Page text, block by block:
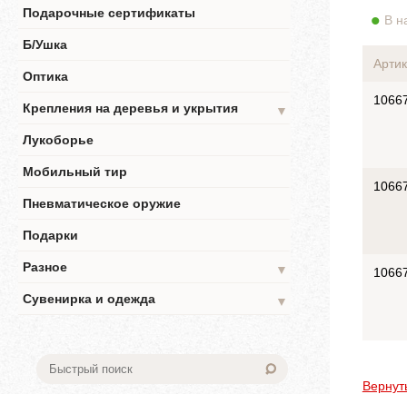
Подарочные сертификаты
Б/Ушка
Оптика
Крепления на деревья и укрытия
▼
Лукоборье
Мобильный тир
Пневматическое оружие
Подарки
Разное
▼
Сувенирка и одежда
▼
В